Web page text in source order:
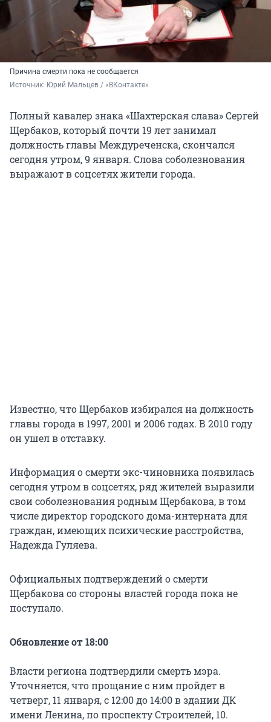
Причина смерти пока не сообщается
Источник: Юрий Мальцев / «ВКонтакте»
Полный кавалер знака «Шахтерская слава» Сергей
Щербаков, который почти 19 лет занимал
должность главы Междуреченска, скончался
сегодня утром, 9 января. Слова соболезнования
выражают в соцсетях жители города.
Известно, что Щербаков избирался на должность
главы города в 1997, 2001 и 2006 годах. В 2010 году
он ушел в отставку.
Информация о смерти экс-чиновника появилась
сегодня утром в соцсетях, ряд жителей выразили
свои соболезнования родным Щербакова, в том
числе директор городского дома-интерната для
граждан, имеющих психические расстройства,
Надежда Гуляева.
Официальных подтверждений о смерти
Щербакова со стороны властей города пока не
поступало.
Обновление от 18:00
Власти региона подтвердили смерть мэра.
Уточняется, что прощание с ним пройдет в
четверг, 11 января, с 12:00 до 14:00 в здании ДК
имени Ленина, по проспекту Строителей, 10.